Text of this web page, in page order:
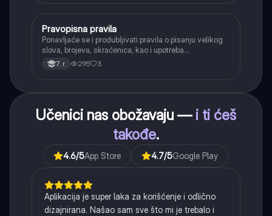
Srpski jezik
Pravopisna pravila
Ponavljaće se i produbljivati pravila o pisanju velikog
slova, brojeva, skraćenica, kao i upotreba
interpunkcije, sa posebnim fokusom na zarez u
složenoj rečenici.
7. r. 295 3
Učenici nas obožavaju — i ti ćeš
takođe.
4.6/5App Store 4.7/5Google Play
Aplikacija je super laka za korišćenje i odlično
dizajnirana. Našao sam sve što mi je trebalo i